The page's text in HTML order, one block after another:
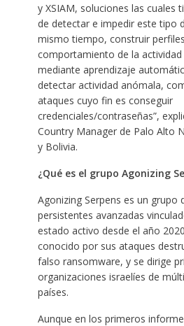
y XSIAM, soluciones las cuales
de detectar e impedir este tipo
mismo tiempo, construir
comportamiento de la
mediante aprendizaje
detectar actividad anómala,
ataques cuyo fin es conseguir
credenciales/contraseñas”,
Country Manager de Palo Alto
y Bolivia.
¿Qué es el grupo Agonizing
Agonizing Serpens es un grupo
persistentes avanzadas
estado activo desde el año
conocido por sus ataques
falso ransomware, y se dirige
organizaciones israelíes de
países.
Aunque en los primeros